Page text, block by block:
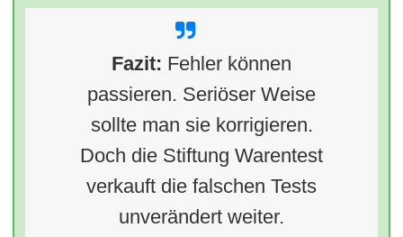
Fazit: Fehler können
passieren. Seriöser Weise
sollte man sie korrigieren.
Doch die Stiftung Warentest
verkauft die falschen Tests
unverändert weiter.